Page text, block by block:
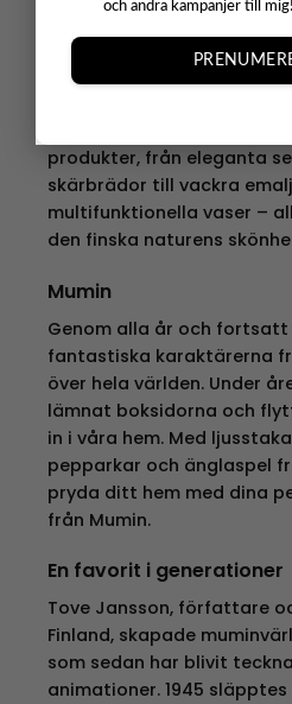
och andra kampanjer till mig!
och köpa unika produkter
Idag är Muurla ett ledande
produkter, från eleganta
skärbrädor till vackra
multifunktionella vaser –
den finska naturens
Mumin
Genom alla år och fortsatt
fantastiska karaktärerna
över hela världen. Under
lämnat boksidorna och
in i våra hem. Med
pepparkar och änglaspel
pryda ditt hem med dina
från Mumin.
En favorit i generationer
Tove Jansson, författare
Finland, skapade
som sedan har blivit
animationer. 1945